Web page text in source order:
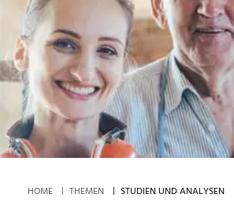
HOME THEMEN STUDIEN UND ANALYSEN